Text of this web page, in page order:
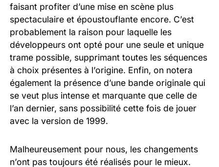
faisant profiter d’une mise en scène plus
spectaculaire et époustouflante encore. C’est
probablement la raison pour laquelle les
développeurs ont opté pour une seule et unique
trame possible, supprimant toutes les séquences
à choix présentes à l’origine. Enfin, on notera
également la présence d’une bande originale qui
se veut plus intense et marquante que celle de
l’an dernier, sans possibilité cette fois de jouer
avec la version de 1999.
Malheureusement pour nous, les changements
n’ont pas toujours été réalisés pour le mieux.